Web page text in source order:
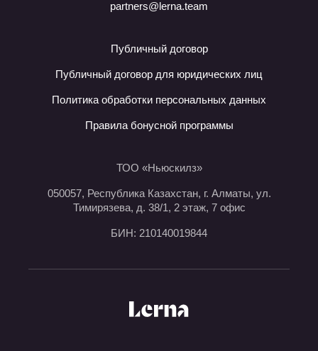
partners@lerna.team
Публичный договор
Публичный договор для юридических лиц
Политика обработки персональных данных
Правила бонусной программы
ТОО «Ньюскилз»
050057, Республика Казахстан, г. Алматы, ул.
Тимирязева, д. 38/1, 2 этаж, 7 офис
БИН: 210140019844